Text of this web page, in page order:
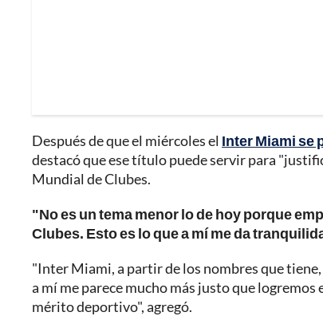
Después de que el miércoles el Inter Miami se
destacó que ese título puede servir para
Mundial de Clubes.
"No es un tema menor lo de hoy porque
Clubes. Esto es lo que a mí me da
"Inter Miami, a partir de los nombres que
a mí me parece mucho más justo que
mérito deportivo", agregó.